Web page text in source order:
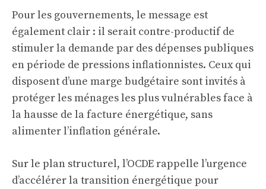
Pour les gouvernements, le message est
également clair : il serait contre-productif de
stimuler la demande par des dépenses publiques
en période de pressions inflationnistes. Ceux qui
disposent d’une marge budgétaire sont invités à
protéger les ménages les plus vulnérables face à
la hausse de la facture énergétique, sans
alimenter l’inflation générale.
Sur le plan structurel, l’OCDE rappelle l’urgence
d’accélérer la transition énergétique pour